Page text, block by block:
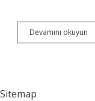
Devamını okuyun
Sitemap